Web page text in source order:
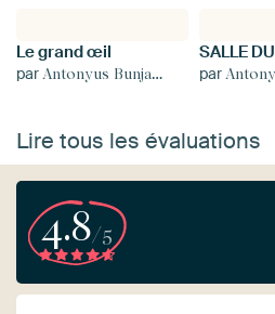
Le grand œil
par Antonyus Bunjamin (Abe) parAntonyus
Lire tous les évaluations
4.8/5